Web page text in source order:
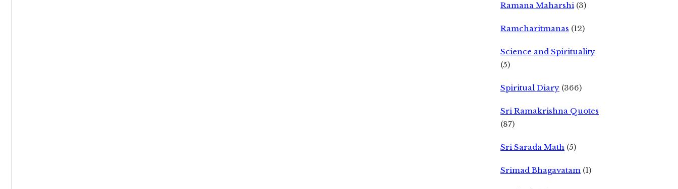
Ramana Maharshi (3)
Ramcharitmanas (12)
Science and Spirituality
(5)
Spiritual Diary (366)
Sri Ramakrishna Quotes
(87)
Sri Sarada Math (5)
Srimad Bhagavatam (1)